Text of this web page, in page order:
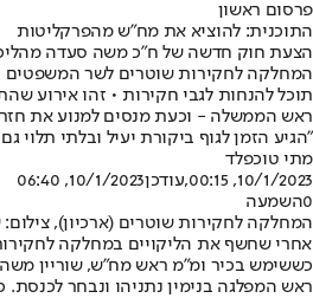
פרסום ראשון
התוכנית: להוציא את מח"ש מהפרקליטות
הצעת חוק חדשה של ח"כ משה סעדה
המחלקה לחקירות שוטרים לשר
תוכל להנחות לגבי חקירות • זהו אירוע
ראש הממשלה - וכעת מנסים למנוע את
"הגיע הזמן לגוף ביקורת יעיל ובלתי תלוי
מתי טוכפלד
10/1/2023, 00:15
,עודכן10/1/2023, 06:40
0השמעה
המחלקה לחקירות שוטרים (ארכיון),
אחרי שחשף את הליקויים במחלקה
כששימש בכיר ומ"מ ראש מח"ש, שוריין
ראש המפלגה בנימין נתניהו ונבחר